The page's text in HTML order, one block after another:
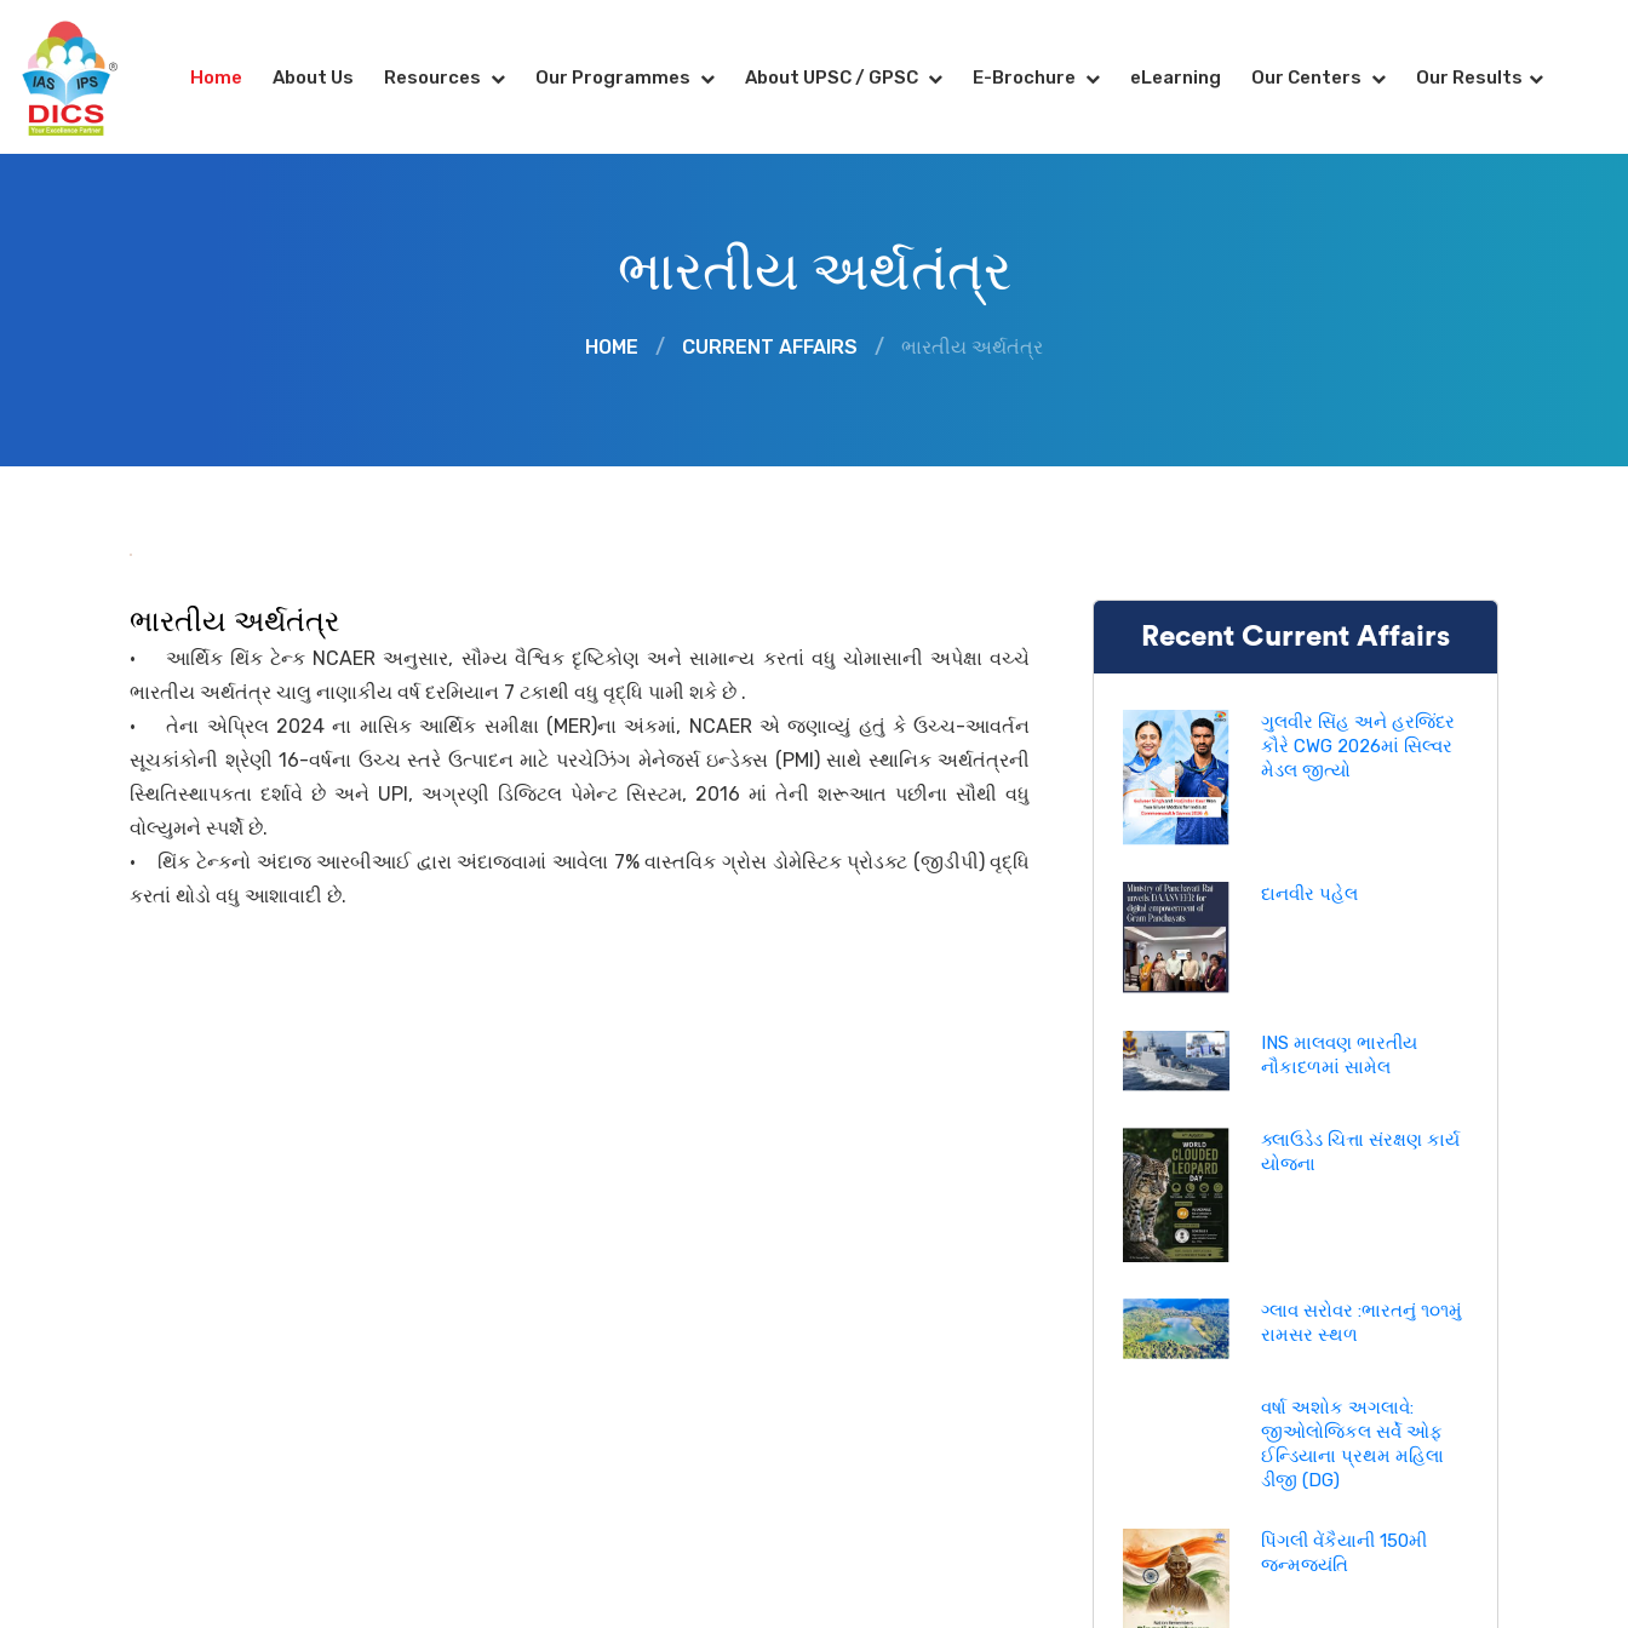
Home About Us Resources Our Programmes About UPSC / GPSC E-Brochure eLearning Our Centers Our Results
ભારતીય અર્થતંત્ર
HOME / CURRENT AFFAIRS / ભારતીય અર્થતંત્ર
ભારતીય અર્થતંત્ર
• આર્થિક થિંક ટેન્ક NCAER અનુસાર, સૌમ્ય વૈશ્વિક દૃષ્ટિકોણ અને સામાન્ય કરતાં વધુ ચોમાસાની અપેક્ષા વચ્ચે
ભારતીય અર્થતંત્ર ચાલુ નાણાકીય વર્ષ દરમિયાન 7 ટકાથી વધુ વૃદ્ધિ પામી શકે છે .
• તેના એપ્રિલ 2024 ના માસિક આર્થિક સમીક્ષા (MER)ના અંકમાં, NCAER એ જણાવ્યું હતું કે ઉચ્ચ-આવર્તન
સૂચકાંકોની શ્રેણી 16-વર્ષના ઉચ્ચ સ્તરે ઉત્પાદન માટે પરચેઝિંગ મેનેજર્સ ઇન્ડેક્સ (PMI) સાથે સ્થાનિક અર્થતંત્રની
સ્થિતિસ્થાપકતા દર્શાવે છે અને UPI, અગ્રણી ડિજિટલ પેમેન્ટ સિસ્ટમ, 2016 માં તેની શરૂઆત પછીના સૌથી વધુ
વોલ્યુમને સ્પર્શે છે.
• થિંક ટેન્કનો અંદાજ આરબીઆઈ દ્વારા અંદાજવામાં આવેલા 7% વાસ્તવિક ગ્રોસ ડોમેસ્ટિક પ્રોડક્ટ (જીડીપી) વૃદ્ધિ
કરતાં થોડો વધુ આશાવાદી છે.
Recent Current Affairs
ગુલવીર સિંહ અને હરજિંદર
કૌરે CWG 2026માં સિલ્વર
મેડલ જીત્યો
દાનવીર પહેલ
INS માલવણ ભારતીય
નૌકાદળમાં સામેલ
ક્લાઉડેડ ચિત્તા સંરક્ષણ કાર્ય
યોજના
ગ્લાવ સરોવર :ભારતનું ૧૦૧મું
રામસર સ્થળ
વર્ષા અશોક અગલાવે:
જીઓલોજિકલ સર્વે ઓફ
ઈન્ડિયાના પ્રથમ મહિલા
ડીજી (DG)
પિંગલી વેંકૈયાની 150મી
જન્મજયંતિ